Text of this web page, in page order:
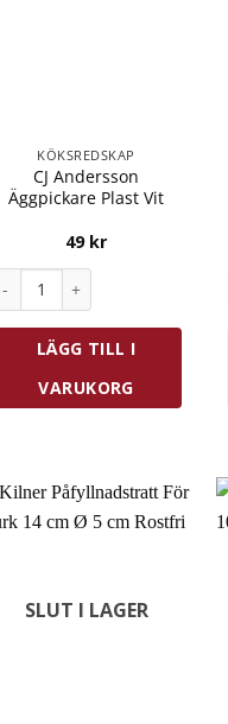
KÖKSREDSKAP
CJ Andersson
Äggpickare Plast Vit
49 kr
LÄGG TILL I
VARUKORG
SLUT I LAGER